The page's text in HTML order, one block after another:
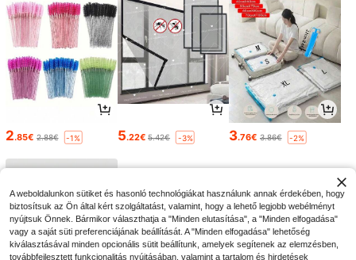
2.85€ 2.88€ -1% 5.22€ 5.42€ -3% 3.76€ 3.86€ -2%
A weboldalunkon sütiket és hasonló technológiákat használunk annak érdekében, hogy
biztosítsuk az Ön által kért szolgáltatást, valamint, hogy a lehető legjobb webélményt
nyújtsuk Önnek. Bármikor választhatja a "Minden elutasítása", a "Minden elfogadása"
vagy a saját süti preferenciájának beállítását. A "Minden elfogadása" lehetőség
kiválasztásával minden opcionális sütit beállítunk, amelyek segítenek az elemzésben,
továbbfejlesztett funkcionalitás nyújtásában, valamint a tartalom és hirdetések